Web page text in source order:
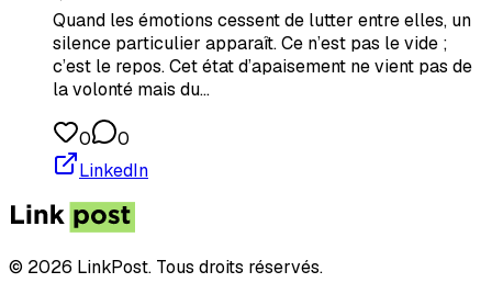
Quand les émotions cessent de lutter entre elles, un
silence particulier apparaît. Ce n’est pas le vide ;
c’est le repos. Cet état d’apaisement ne vient pas de
la volonté mais du…
0
0
LinkedIn
© 2026 LinkPost. Tous droits réservés.